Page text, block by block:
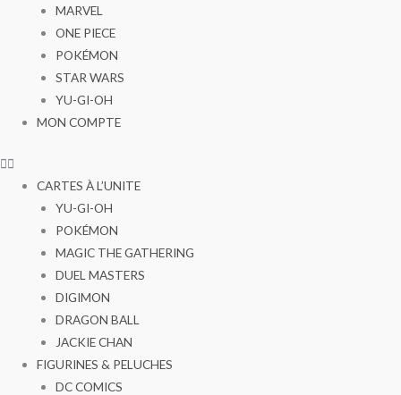
MARVEL
ONE PIECE
POKÉMON
STAR WARS
YU-GI-OH
MON COMPTE
CARTES À L’UNITE
YU-GI-OH
POKÉMON
MAGIC THE GATHERING
DUEL MASTERS
DIGIMON
DRAGON BALL
JACKIE CHAN
FIGURINES & PELUCHES
DC COMICS